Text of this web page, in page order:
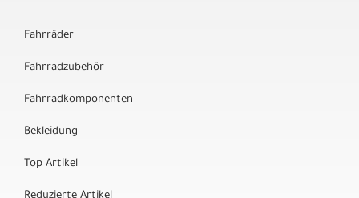
Fahrräder
Fahrradzubehör
Fahrradkomponenten
Bekleidung
Top Artikel